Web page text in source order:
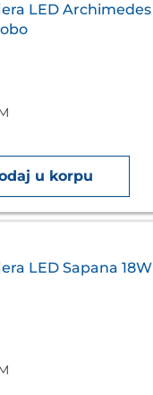
LED Archimedes
u korpu
LED Sapana 18W